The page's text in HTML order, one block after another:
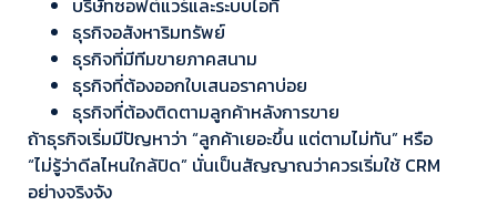
ธุรกิจอสังหาริมทรัพย์
ธุรกิจที่มีทีมขายภาคสนาม
ธุรกิจที่ต้องออกใบเสนอราคาบ่อย
ธุรกิจที่ต้องติดตามลูกค้าหลังการขาย
ถ้าธุรกิจเริ่มมีปัญหาว่า “ลูกค้าเยอะขึ้น แต่ตามไม่ทัน” หรือ
“ไม่รู้ว่าดีลไหนใกล้ปิด” นั่นเป็นสัญญาณว่าควรเริ่มใช้ CRM
อย่างจริงจัง